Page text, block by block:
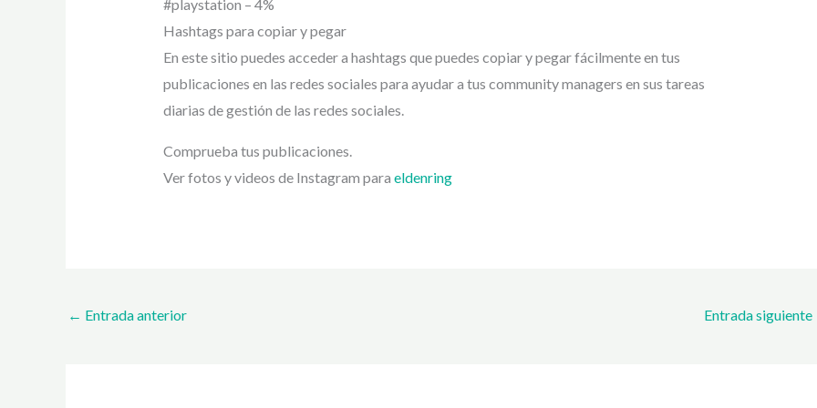
#playstation – 4%
Hashtags para copiar y pegar
En este sitio puedes acceder a hashtags que puedes copiar y pegar fácilmente en tus
publicaciones en las redes sociales para ayudar a tus community managers en sus tareas
diarias de gestión de las redes sociales.
Comprueba tus publicaciones.
Ver fotos y videos de Instagram para eldenring
← Entrada anterior Entrada siguiente